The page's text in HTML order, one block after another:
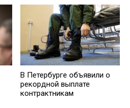
В Петербурге объявили о
рекордной выплате
контрактникам